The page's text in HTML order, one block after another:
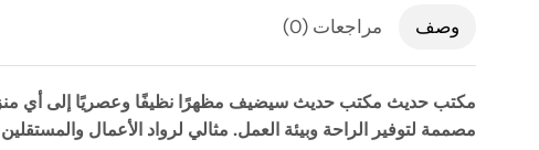
وصف مراجعات (0)
مكتب حديث مكتب حديث سيضيف مظهرًا نظيفًا وعصريًا إلى أي
مصممة لتوفير الراحة وبيئة العمل. مثالي لرواد الأعمال